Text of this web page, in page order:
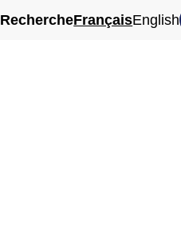
RechercheFrançaisEnglish